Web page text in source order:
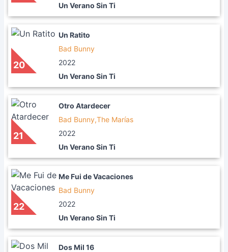
Un Verano Sin Ti
20
Un Ratito
Bad Bunny
2022
Un Verano Sin Ti
21
Otro Atardecer
Bad Bunny,The Marías
2022
Un Verano Sin Ti
22
Me Fui de Vacaciones
Bad Bunny
2022
Un Verano Sin Ti
Dos Mil 16